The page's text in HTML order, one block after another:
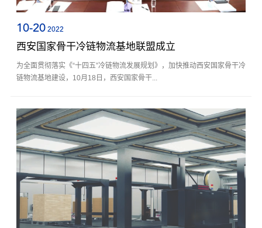
10-20 2022
西安国家骨干冷链物流基地联盟成立
为全面贯彻落实《“十四五”冷链物流发展规划》，加快推动西安国家骨干冷
链物流基地建设，10月18日，西安国家骨干...